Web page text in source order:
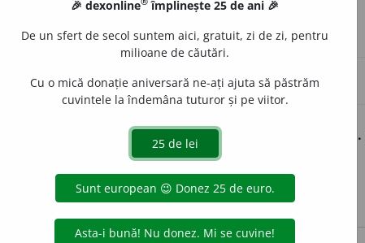
a zemui.(Brânza de vacă proaspătă ~.) 3.
acțiuni
🎉 dexonline
împlinește 25 de ani 🎉
De un sfert de secol suntem aici, gratuit, zi de zi, pentru
milioane de căutări.
Cu o mică donație aniversară ne-ați ajuta să păstrăm
cuvintele la îndemâna tuturor și pe viitor.